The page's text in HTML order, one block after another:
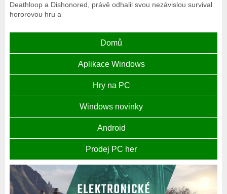
Deathloop a Dishonored, právě odhalil svou nezávislou survival
hororovou hru a
Domů
Aplikace Windows
Hry na PC
Windows novinky
Android
Prodej PC her